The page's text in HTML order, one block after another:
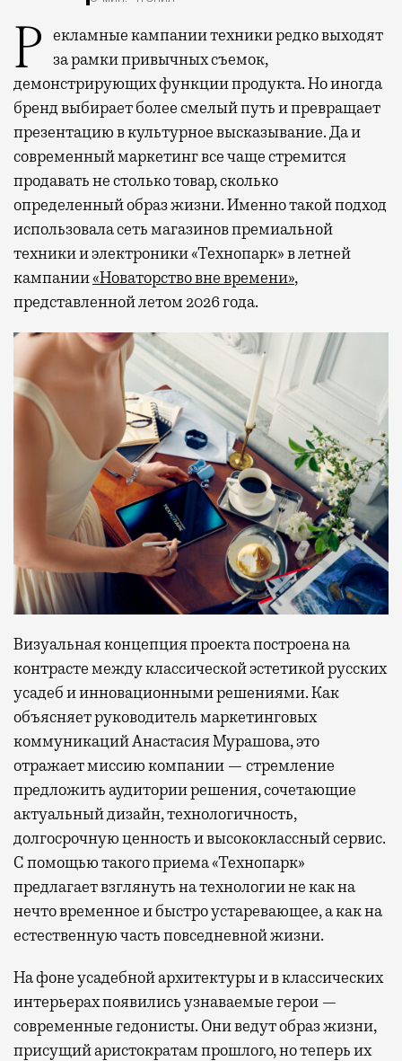
Рекламные кампании техники редко выходят
за рамки привычных съемок,
демонстрирующих функции продукта. Но иногда
бренд выбирает более смелый путь и превращает
презентацию в культурное высказывание. Да и
современный маркетинг все чаще стремится
продавать не столько товар, сколько
определенный образ жизни. Именно такой подход
использовала сеть магазинов премиальной
техники и электроники «Технопарк» в летней
кампании«Новаторство вне времени»,
представленной летом 2026 года.
Визуальная концепция проекта построена на
контрасте между классической эстетикой русских
усадеб и инновационными решениями. Как
объясняет руководитель маркетинговых
коммуникаций Анастасия Мурашова, это
отражает миссию компании — стремление
предложить аудитории решения, сочетающие
актуальный дизайн, технологичность,
долгосрочную ценность и высококлассный сервис.
С помощью такого приема «Технопарк»
предлагает взглянуть на технологии не как на
нечто временное и быстро устаревающее, а как на
естественную часть повседневной жизни.
На фоне усадебной архитектуры и в классических
интерьерах появились узнаваемые герои —
современные гедонисты. Они ведут образ жизни,
присущий аристократам прошлого, но теперь их